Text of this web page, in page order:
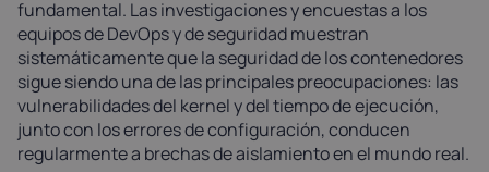
fundamental. Las investigaciones y encuestas a los
equipos de DevOps y de seguridad muestran
sistemáticamente que la seguridad de los contenedores
sigue siendo una de las principales preocupaciones: las
vulnerabilidades del kernel y del tiempo de ejecución,
junto con los errores de configuración, conducen
regularmente a brechas de aislamiento en el mundo real.